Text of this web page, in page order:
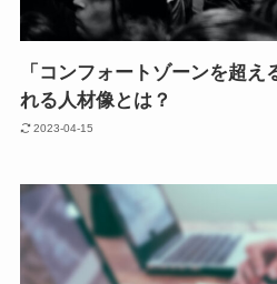
「コンフォートゾーンを超
れる人材像とは？
2023-04-15